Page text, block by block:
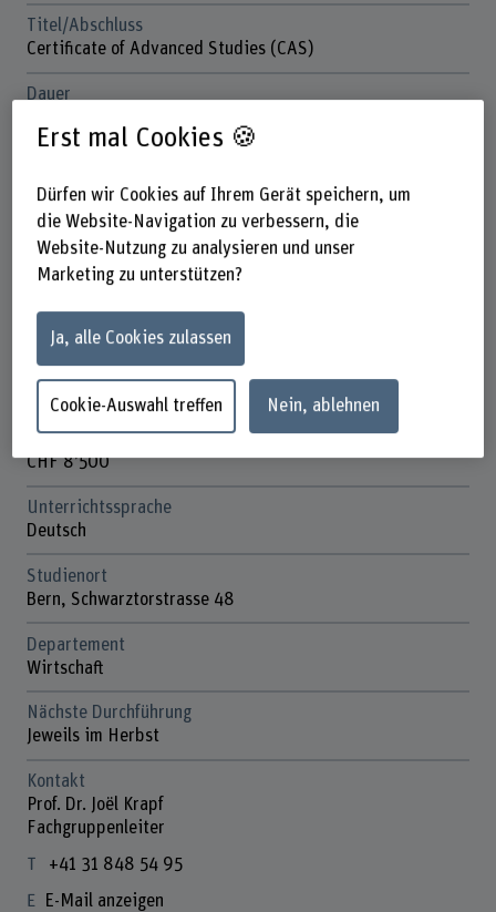
Titel/Abschluss
Certificate of Advanced Studies (CAS)
Dauer
Vor-/Nachbereitungen sowie Erstellen der
Unterrichtstage
Gemäss Terminplan
Anmeldefrist
Anzahl ECTS
12 ECTS-Credits
Kosten
CHF 8’500
Unterrichtssprache
Deutsch
Studienort
Bern, Schwarztorstrasse 48
Departement
Wirtschaft
Nächste Durchführung
Jeweils im Herbst
Kontakt
Prof. Dr. Joël Krapf
Fachgruppenleiter
+41 31 848 54 95
E-Mail anzeigen
Erst mal Cookies 🍪
Dürfen wir Cookies auf Ihrem Gerät speichern, um
die Website-Navigation zu verbessern, die
Website-Nutzung zu analysieren und unser
Marketing zu unterstützen?
Ja, alle Cookies zulassen
Cookie-Auswahl treffen Nein, ablehnen